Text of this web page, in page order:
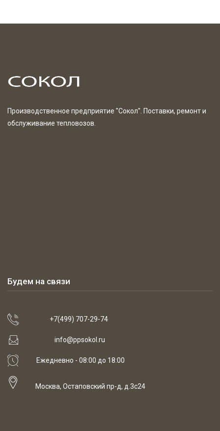
Производственное предприятие "Сокол". Поставки, ремонт и
обслуживание тепловозов.
Будем на связи
+7(499) 707-29-74
info@ppsokol.ru
Ежедневно - 08:00 до 18:00
Москва, Остаповский пр-д, д.3с24